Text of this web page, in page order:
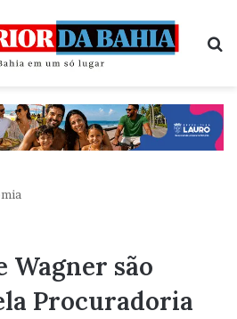
Wagner são
Procuradoria